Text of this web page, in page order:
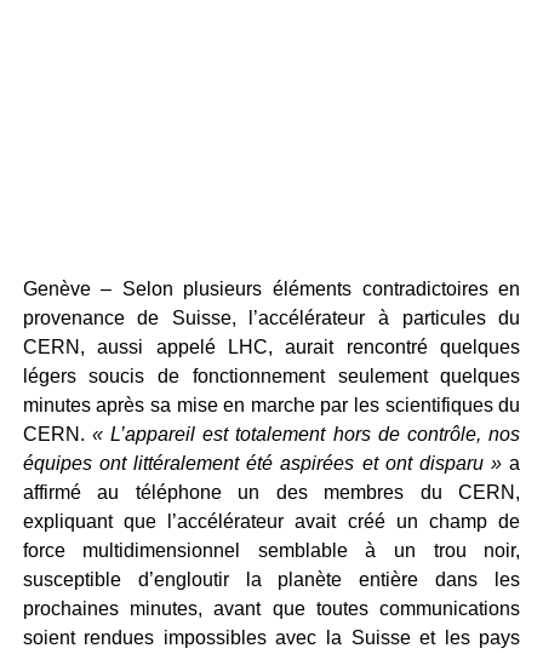
Genève – Selon plusieurs éléments contradictoires en
provenance de Suisse, l’accélérateur à particules du
CERN, aussi appelé LHC, aurait rencontré quelques
légers soucis de fonctionnement seulement quelques
minutes après sa mise en marche par les scientifiques du
CERN. « L’appareil est totalement hors de contrôle, nos
équipes ont littéralement été aspirées et ont disparu » a
affirmé au téléphone un des membres du CERN,
expliquant que l’accélérateur avait créé un champ de
force multidimensionnel semblable à un trou noir,
susceptible d’engloutir la planète entière dans les
prochaines minutes, avant que toutes communications
soient rendues impossibles avec la Suisse et les pays